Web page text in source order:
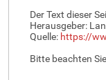
Der Text dieser
Herausgeber:
Quelle: https://
Bitte beachten